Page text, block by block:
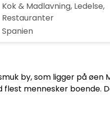
Kok & Madlavning, Ledelse,
Restauranter
Spanien
by, som ligger på
mennesker